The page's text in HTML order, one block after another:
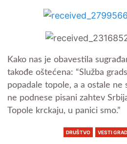
Kako nas je obavestila
takođe oštećena: “Služba
popadale topole, a a ostale ne
ne podnese pisani zahtev
Topole krckaju, u panici smo.”
DRUŠTVO VESTI